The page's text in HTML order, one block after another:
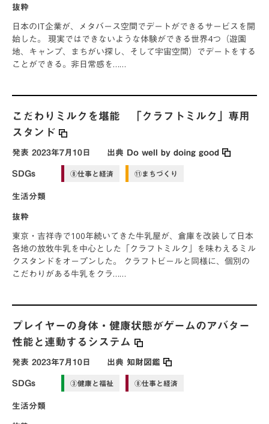
抜粋
日本のIT企業が、メタバース空間でデートができるサービスを開
始した。 現実ではできないような体験ができる世界4つ（遊園
地、キャンプ、まちがい探し、そして宇宙空間）でデートをする
ことができる。非日常感を……
こだわりミルクを堪能 「クラフトミルク」専用
スタンド
発表 2023年7月10日 出典 Do well by doing good
SDGs ⑧仕事と経済 ⑪まちづくり
生活分類
抜粋
東京・吉祥寺で100年続いてきた牛乳屋が、倉庫を改装して日本
各地の放牧牛乳を中心とした「クラフトミルク」を味わえるミル
クスタンドをオープンした。 クラフトビールと同様に、個別の
こだわりがある牛乳をクラ……
プレイヤーの身体・健康状態がゲームのアバター
性能と連動するシステム
発表 2023年7月10日 出典 知財図鑑
SDGs ③健康と福祉 ⑧仕事と経済
生活分類